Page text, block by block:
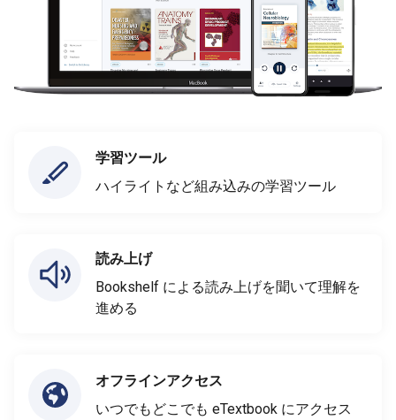
学習ツール
ハイライトなど組み込みの学習ツール
読み上げ
Bookshelf による読み上げを聞いて理解を
進める
オフラインアクセス
いつでもどこでも eTextbook にアクセス